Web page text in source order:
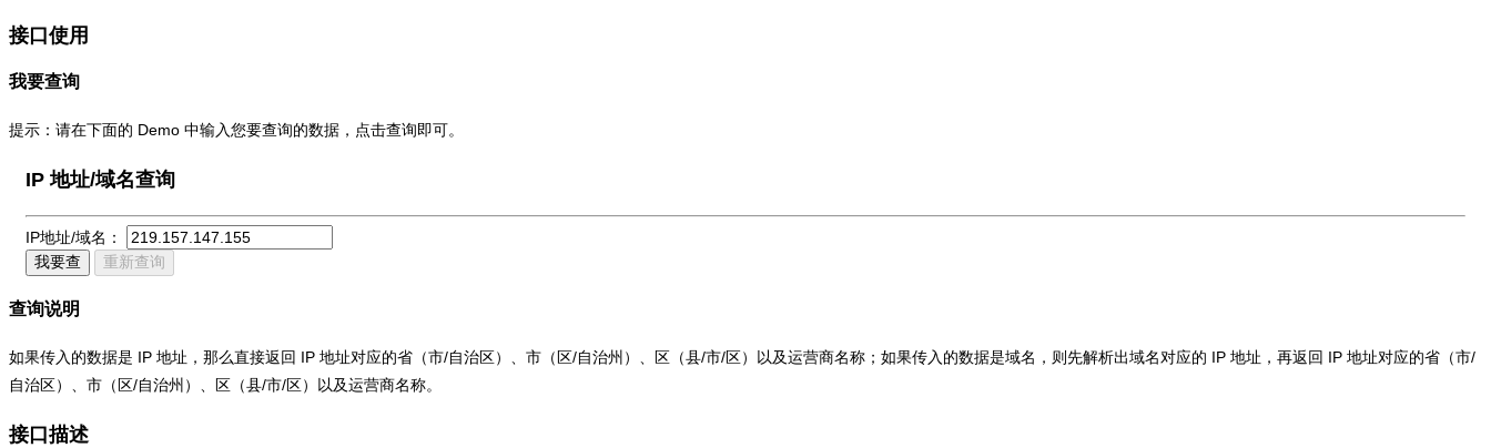
接口使用
我要查询
提示：请在下面的 Demo 中输入您要查询的数据，点击查询即可。
IP 地址/域名查询
IP地址/域名：
我要查
重新查询
查询说明
如果传入的数据是 IP 地址，那么直接返回 IP 地址对应的省（市/自治区）、市（区/自治州）、区（县/市/区）以及运营商名称；如果传入的数据是域名，则先解析出域名对应的 IP 地址，再返回 IP 地址对应的省（市/
自治区）、市（区/自治州）、区（县/市/区）以及运营商名称。
接口描述